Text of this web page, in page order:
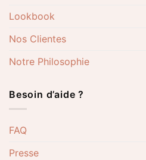
Lookbook
Nos Clientes
Notre Philosophie
Besoin d’aide ?
FAQ
Presse